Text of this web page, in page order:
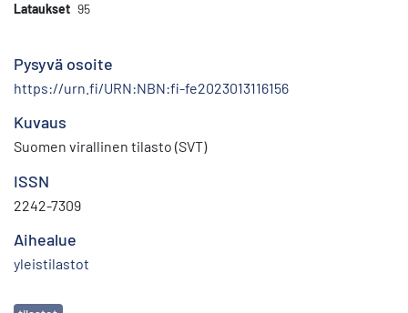
Lataukset 95
Pysyvä osoite
https://urn.fi/URN:NBN:fi-fe2023013116156
Kuvaus
Suomen virallinen tilasto (SVT)
ISSN
2242-7309
Aihealue
yleistilastot
Avainsanat